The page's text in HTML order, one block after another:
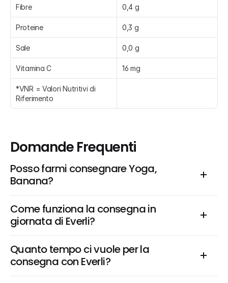
Fibre 0,4 g
Proteine 0,3 g
Sale 0,0 g
Vitamina C 16 mg
*VNR = Valori Nutritivi di
Riferimento
Domande Frequenti
Posso farmi consegnare Yoga,
Banana?
Come funziona la consegna in
giornata di Everli?
Quanto tempo ci vuole per la
consegna con Everli?